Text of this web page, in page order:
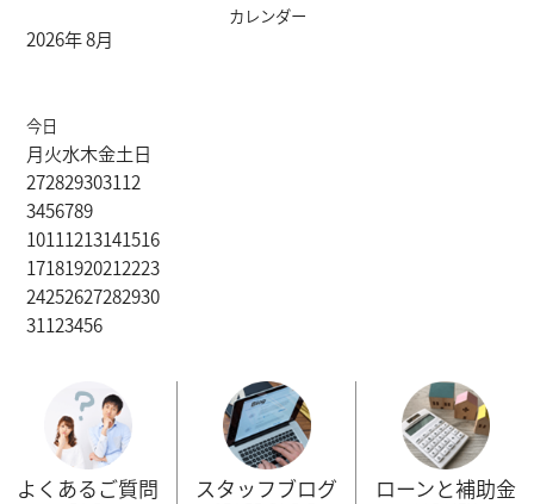
カレンダー
2026年 8月
今日
月火水木金土日
272829303112
3456789
10111213141516
17181920212223
24252627282930
31123456
よくあるご質問 スタッフブログ ローンと補助金